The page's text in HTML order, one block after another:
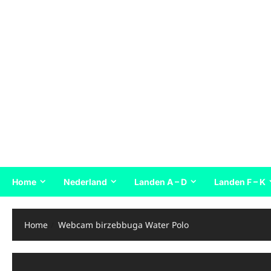
Home Nederland Landen A – D Landen F – K
Home Webcam birzebbuga Water Polo